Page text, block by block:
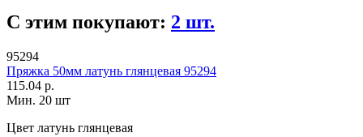
С этим покупают: 2 шт.
95294
Пряжка 50мм латунь глянцевая 95294
115.04 р.
Мин. 20 шт
Цвет латунь глянцевая